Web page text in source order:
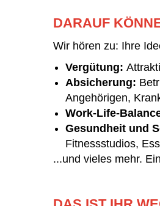
DARAUF
Wir hören zu: Ihre
Vergütung:
Absicherung:
Angehörigen,
Work-Life-
Gesundheit und
Fitnessstudios,
...und vieles mehr.